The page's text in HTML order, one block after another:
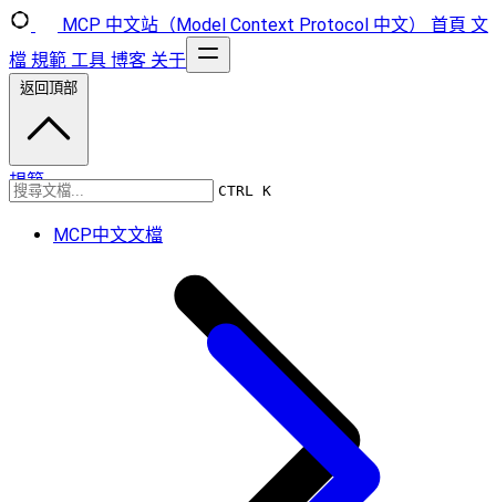
MCP 中文站（Model Context Protocol 中文） 首頁 文
檔 規範 工具 博客 关于
CTRL K
MCP中文文檔
返回頂部
規範